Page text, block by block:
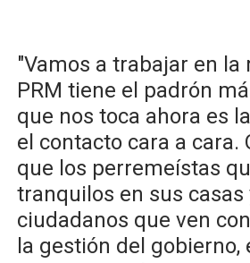
​"Vamos a trabajar en la
PRM tiene el padrón
que nos toca ahora es
el contacto cara a cara.
que los perremeístas
tranquilos en sus casas
ciudadanos que ven
la gestión del gobierno,